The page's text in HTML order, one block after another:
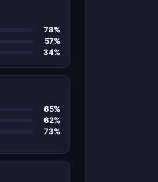
78%
57%
34%
65%
62%
73%